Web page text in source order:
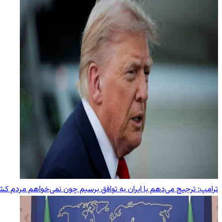
ترامپ: ترجیح می‌دهم با ایران به توافق برسیم چون نمی‌خواهم مردم